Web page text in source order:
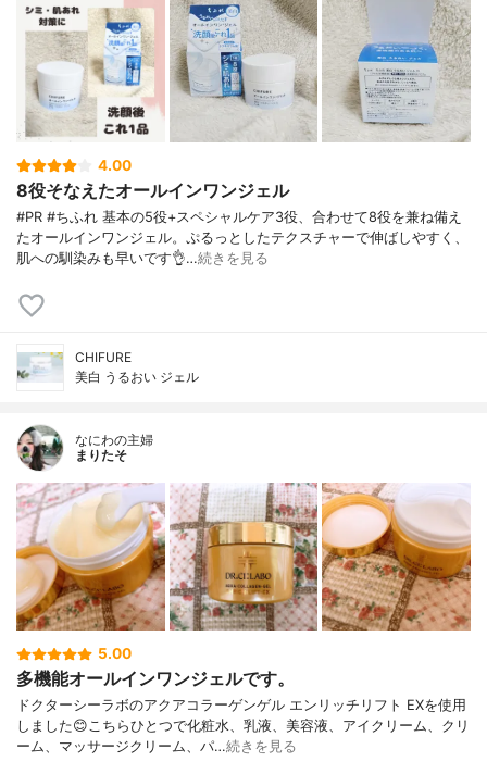
4.00
8役そなえたオールインワンジェル
#PR #ちふれ 基本の5役+スペシャルケア3役、合わせて8役を兼ね備え
たオールインワンジェル。ぷるっとしたテクスチャーで伸ばしやすく、
肌への馴染みも早いです👌…続きを見る
CHIFURE
美白 うるおい ジェル
なにわの主婦
まりたそ
5.00
多機能オールインワンジェルです。
ドクターシーラボのアクアコラーゲンゲル エンリッチリフト EXを使用
しました😊こちらひとつで化粧水、乳液、美容液、アイクリーム、クリ
ーム、マッサージクリーム、パ…続きを見る